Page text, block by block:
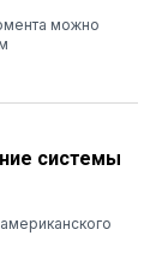
можно
системы